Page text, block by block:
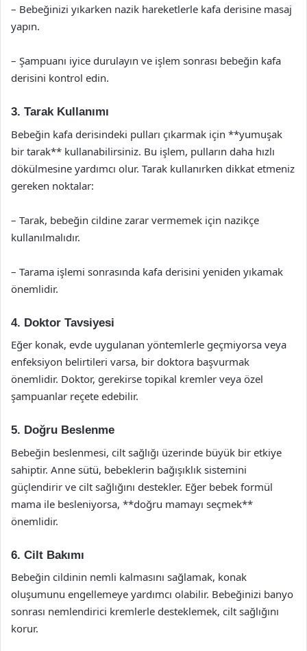
– Bebeğinizi yıkarken nazik hareketlerle kafa derisine masaj
yapın.
– Şampuanı iyice durulayın ve işlem sonrası bebeğin kafa
derisini kontrol edin.
3. Tarak Kullanımı
Bebeğin kafa derisindeki pulları çıkarmak için **yumuşak
bir tarak** kullanabilirsiniz. Bu işlem, pulların daha hızlı
dökülmesine yardımcı olur. Tarak kullanırken dikkat etmeniz
gereken noktalar:
– Tarak, bebeğin cildine zarar vermemek için nazikçe
kullanılmalıdır.
– Tarama işlemi sonrasında kafa derisini yeniden yıkamak
önemlidir.
4. Doktor Tavsiyesi
Eğer konak, evde uygulanan yöntemlerle geçmiyorsa veya
enfeksiyon belirtileri varsa, bir doktora başvurmak
önemlidir. Doktor, gerekirse topikal kremler veya özel
şampuanlar reçete edebilir.
5. Doğru Beslenme
Bebeğin beslenmesi, cilt sağlığı üzerinde büyük bir etkiye
sahiptir. Anne sütü, bebeklerin bağışıklık sistemini
güçlendirir ve cilt sağlığını destekler. Eğer bebek formül
mama ile besleniyorsa, **doğru mamayı seçmek**
önemlidir.
6. Cilt Bakımı
Bebeğin cildinin nemli kalmasını sağlamak, konak
oluşumunu engellemeye yardımcı olabilir. Bebeğinizi banyo
sonrası nemlendirici kremlerle desteklemek, cilt sağlığını
korur.